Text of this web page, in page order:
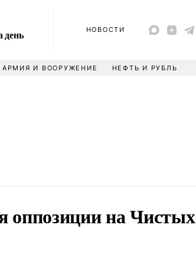
день НОВОСТИ
АРМИЯ И ВООРУЖЕНИЕ НЕФТЬ И РУБЛЬ
оппозиции на Чистых